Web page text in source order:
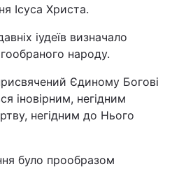
Ісуса Христа.
іудеїв визначало
народу.
Єдиному Богові
іновірним, негідним
негідним до Нього
було прообразом